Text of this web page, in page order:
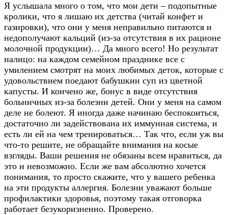
Я услышала много о том, что мои дети – подопытные
кролики, что я лишаю их детства (читай конфет и
газировки), что они у меня неправильно питаются и
недополучают кальций (из-за отсутствия в их рационе
молочной продукции)… Да много всего! Но результат
налицо: на каждом семейном празднике все с
умилением смотрят на моих любимых деток, которые с
удовольствием поедают бабушкин суп из цветной
капусты. И кончено же, бонус в виде отсутствия
больничных из-за болезни детей. Они у меня на самом
деле не болеют. Я иногда даже начинаю беспокоиться,
достаточно ли задействована их иммунная система, и
есть ли ей на чем тренироваться… Так что, если уж вы
что-то решите, не обращайте внимания на косые
взгляды. Ваши решения не обязаны всем нравиться, да
это и невозможно. Если же вам абсолютно хочется
понимания, то просто скажите, что у вашего ребенка
на эти продукты аллергия. Болезни уважают больше
профилактики здоровья, поэтому такая отговорка
работает безукоризненно. Проверено.